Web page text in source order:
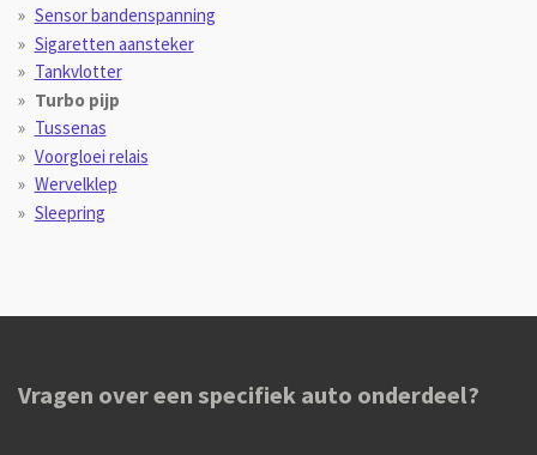
Sensor bandenspanning
Sigaretten aansteker
Tankvlotter
Turbo pijp
Tussenas
Voorgloei relais
Wervelklep
Sleepring
Vragen over een specifiek auto onderdeel?